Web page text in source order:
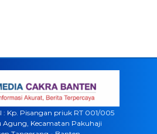
: Kp. Pisangan priuk RT 001/005
Agung, Kecamatan Pakuhaji